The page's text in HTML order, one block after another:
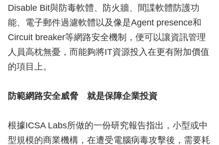
Disable Bit與防毒軟體、防火牆、間諜軟體防護功
能、電子郵件過濾軟體以及像是Agent presence和
Circuit breaker等網路安全機制，便可以讓資訊管理
人員高枕無憂，而能夠將IT資源投入在更有附加價值
的項目上。
防範網路安全威脅 就是保障企業投資
根據ICSA Labs所做的一份研究報告指出，小型或中
型規模的商業機構，在遭受電腦病毒攻擊後，需要耗